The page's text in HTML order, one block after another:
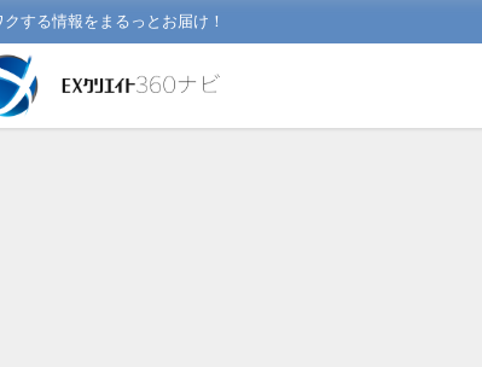
クする情報をまるっとお届け！